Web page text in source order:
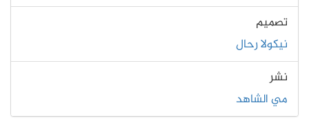
تصميم
نيكولا رحال
نشر
مي الشاهد